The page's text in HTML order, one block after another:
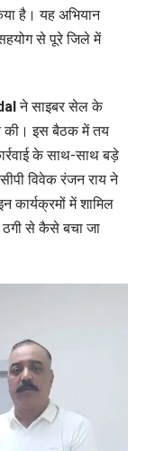
है। यह अभियान
से पूरे जिले में
ने साइबर सेल के
की। इस बैठक में तय
के साथ-साथ बड़े
विवेक रंजन राय ने
कार्यक्रमों में शामिल
ठगी से कैसे बचा जा